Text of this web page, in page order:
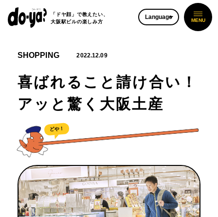
「ドヤ顔」で教えたい、
大阪駅ビルの楽しみ方
Language
SHOPPING 2022.12.09
喜ばれること請け合い！
アッと驚く大阪土産
どや！